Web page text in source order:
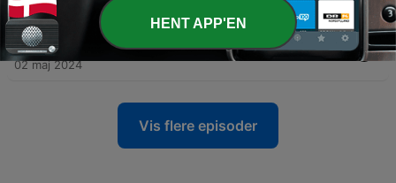
16 maj 2024
90 - Unterwegs mit… Aurel Mertz
02 maj 2024
Vis flere episoder
HENT APP'EN